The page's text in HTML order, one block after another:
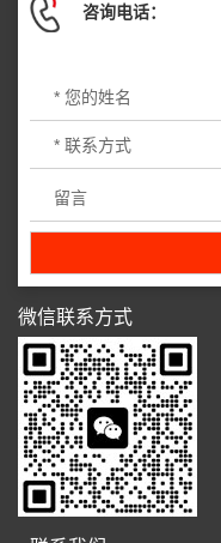
咨询电话：
微信联系方式